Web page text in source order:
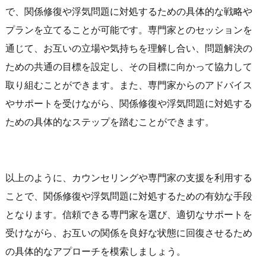
で、関係修復や浮気問題に対処するための具体的な戦略や
プランを立てることが可能です。専門家とのセッションを
通じて、お互いの立場や気持ちを理解し合い、問題解決の
ための共通の目標を設定し、その目標に向かって協力して
取り組むことができます。また、専門家からのアドバイス
やサポートを受けながら、関係修復や浮気問題に対処する
ための具体的なステップを踏むことができます。
以上のように、カウンセリングや専門家の支援を利用する
ことで、関係修復や浮気問題に対処するための有効な手段
となります。信頼できる専門家を選び、適切なサポートを
受けながら、お互いの関係を良好な状態に回復させるため
の具体的なアプローチを模索しましょう。